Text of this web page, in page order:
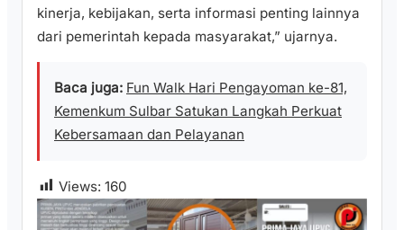
kinerja, kebijakan, serta informasi penting lainnya
dari pemerintah kepada masyarakat,” ujarnya.
Baca juga: Fun Walk Hari Pengayoman ke-81,
Kemenkum Sulbar Satukan Langkah Perkuat
Kebersamaan dan Pelayanan
Views: 160